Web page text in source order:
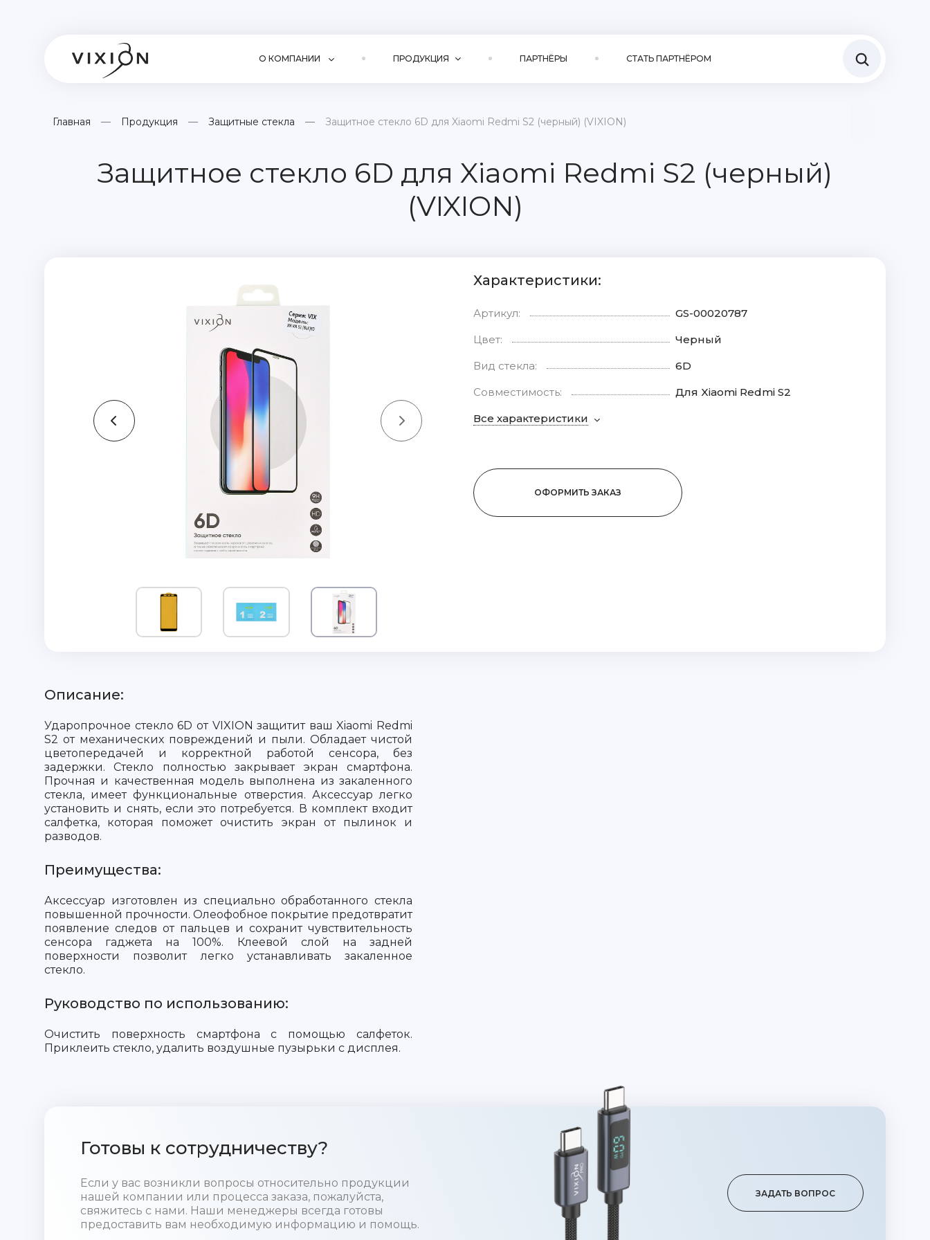
О КОМПАНИИ ПРОДУКЦИЯ ПАРТНЁРЫ СТАТЬ ПАРТНЁРОМ
Главная Продукция Защитные стекла Защитное стекло 6D для Xiaomi Redmi S2 (черный) (VIXION)
Защитное стекло 6D для Xiaomi Redmi S2 (черный)
(VIXION)
Характеристики:
Артикул:
GS-00020787
Цвет:
Черный
Вид стекла:
6D
Совместимость:
Для Xiaomi Redmi S2
Все характеристики
ОФОРМИТЬ ЗАКАЗ
Описание:
Ударопрочное стекло 6D от VIXION защитит ваш Xiaomi Redmi
S2 от механических повреждений и пыли. Обладает чистой
цветопередачей и корректной работой сенсора, без
задержки. Стекло полностью закрывает экран смартфона.
Прочная и качественная модель выполнена из закаленного
стекла, имеет функциональные отверстия. Аксессуар легко
установить и снять, если это потребуется. В комплект входит
салфетка, которая поможет очистить экран от пылинок и
разводов.
Преимущества:
Аксессуар изготовлен из специально обработанного стекла
повышенной прочности. Олеофобное покрытие предотвратит
появление следов от пальцев и сохранит чувствительность
сенсора гаджета на 100%. Клеевой слой на задней
поверхности позволит легко устанавливать закаленное
стекло.
Руководство по использованию:
Очистить поверхность смартфона с помощью салфеток.
Приклеить стекло, удалить воздушные пузырьки с дисплея.
Готовы к сотрудничеству?
Если у вас возникли вопросы относительно продукции
нашей компании или процесса заказа, пожалуйста,
свяжитесь с нами. Наши менеджеры всегда готовы
предоставить вам необходимую информацию и помощь.
ЗАДАТЬ ВОПРОС